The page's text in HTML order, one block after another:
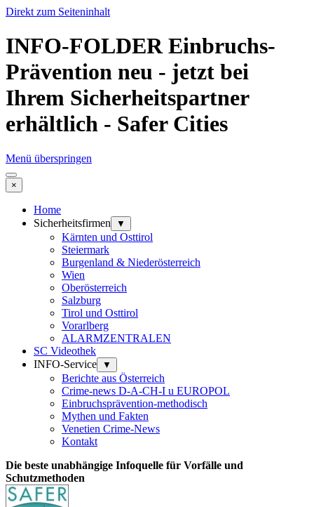
Direkt zum Seiteninhalt
INFO-FOLDER Einbruchs-
Prävention neu - jetzt bei
Ihrem Sicherheitspartner
erhältlich - Safer Cities
Menü überspringen
×
Home
Sicherheitsfirmen
▼
Kärnten und Osttirol
Steiermark
Burgenland & Niederösterreich
Wien
Oberösterreich
Salzburg
Tirol und Osttirol
Vorarlberg
ALARMZENTRALEN
SC Videothek
INFO-Service
▼
Berichte aus Österreich
Crime-news D-A-CH-I u EUROPOL
Einbruchsprävention-methodisch
Mythen und Fakten
Venetien Crime-News
Kontakt
Die beste unabhängige Infoquelle für Vorfälle und
Schutzmethoden